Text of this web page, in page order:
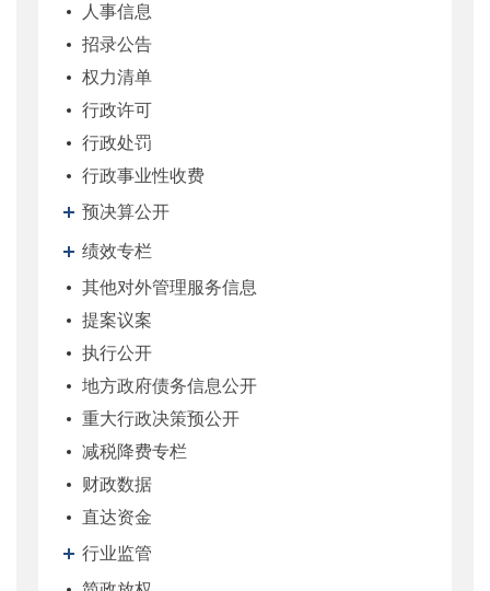
人事信息
招录公告
权力清单
行政许可
行政处罚
行政事业性收费
预决算公开
绩效专栏
其他对外管理服务信息
提案议案
执行公开
地方政府债务信息公开
重大行政决策预公开
减税降费专栏
财政数据
直达资金
行业监管